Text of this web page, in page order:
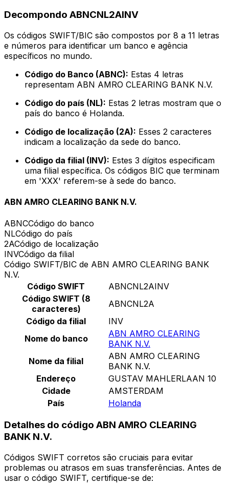
Decompondo ABNCNL2AINV
Os códigos SWIFT/BIC são compostos por 8 a 11 letras
e números para identificar um banco e agência
específicos no mundo.
Código do Banco (ABNC): Estas 4 letras
representam ABN AMRO CLEARING BANK N.V.
Código do país (NL): Estas 2 letras mostram que o
país do banco é Holanda.
Código de localização (2A): Esses 2 caracteres
indicam a localização da sede do banco.
Código da filial (INV): Estes 3 dígitos especificam
uma filial específica. Os códigos BIC que terminam
em 'XXX' referem-se à sede do banco.
ABN AMRO CLEARING BANK N.V.
ABNCCódigo do banco
NLCódigo do país
2ACódigo de localização
INVCódigo da filial
Código SWIFT/BIC de ABN AMRO CLEARING BANK
N.V.
Código SWIFT
ABNCNL2AINV
Código SWIFT (8
caracteres)
ABNCNL2A
Código da filial
INV
Nome do banco
ABN AMRO CLEARING
BANK N.V.
Nome da filial
ABN AMRO CLEARING
BANK N.V.
Endereço
GUSTAV MAHLERLAAN 10
Cidade
AMSTERDAM
País
Holanda
Detalhes do código ABN AMRO CLEARING
BANK N.V.
Códigos SWIFT corretos são cruciais para evitar
problemas ou atrasos em suas transferências. Antes de
usar o código SWIFT, certifique-se de: